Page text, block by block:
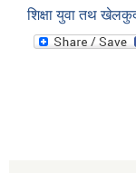
शिक्षा युवा तथ